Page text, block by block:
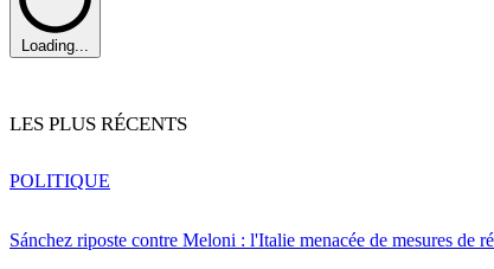
Loading...
LES PLUS RÉCENTS
Sánchez riposte contre Meloni : l'Italie menacée de mesures de
POLITIQUE